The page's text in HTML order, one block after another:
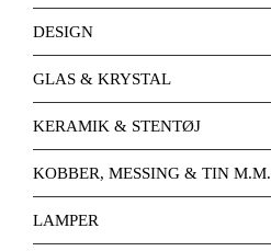
DESIGN
GLAS & KRYSTAL
KERAMIK & STENTØJ
KOBBER, MESSING & TIN M.M.
LAMPER